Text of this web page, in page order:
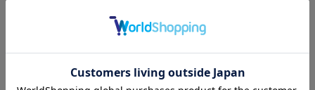
フォーマル（喪服・礼服）